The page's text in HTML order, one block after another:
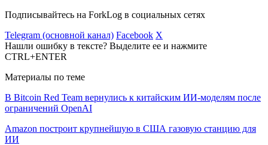
Подписывайтесь на ForkLog в социальных сетях
Telegram (основной канал) Facebook X
Нашли ошибку в тексте? Выделите ее и нажмите
CTRL+ENTER
Материалы по теме
В Bitcoin Red Team вернулись к китайским ИИ-моделям после
ограничений OpenAI
Amazon построит крупнейшую в США газовую станцию для
ИИ